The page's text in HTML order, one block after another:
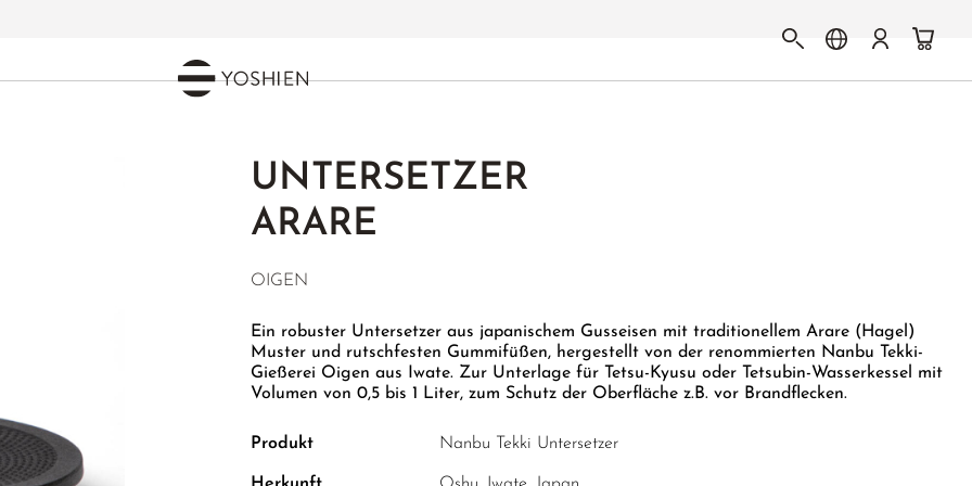
UNTERSETZER
ARARE
OIGEN
Ein robuster Untersetzer aus japanischem Gusseisen mit traditionellem Arare (Hagel)
Muster und rutschfesten Gummifüßen, hergestellt von der renommierten Nanbu Tekki-
Gießerei Oigen aus Iwate. Zur Unterlage für Tetsu-Kyusu oder Tetsubin-Wasserkessel mit
Volumen von 0,5 bis 1 Liter, zum Schutz der Oberfläche z.B. vor Brandflecken.
Produkt Nanbu Tekki Untersetzer